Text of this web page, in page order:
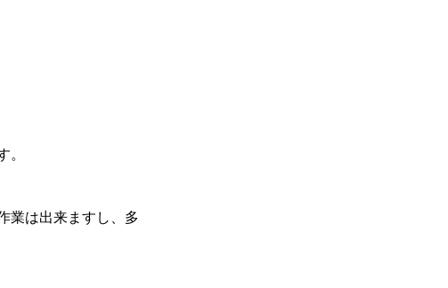
業は出来ますし、多